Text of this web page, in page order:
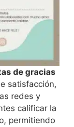
de gracias
satisfacción,
redes y
calificar la
permitiendo